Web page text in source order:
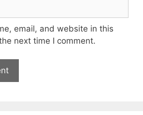
email, and website in this
next time I comment.